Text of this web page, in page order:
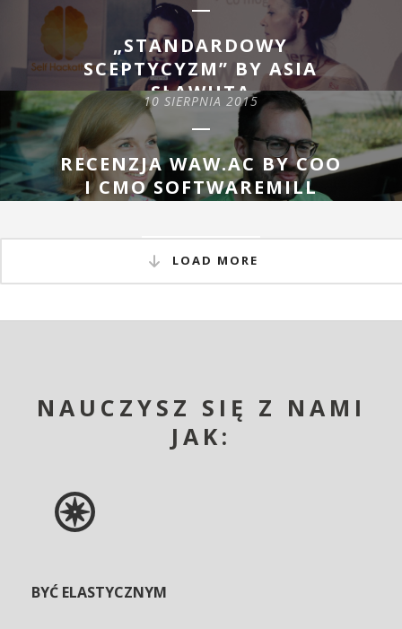
READ MORE
„STANDARDOWY
SCEPTYCYZM” BY ASIA
SŁAWUTA
READ MORE
10 SIERPNIA 2015
RECENZJA WAW.AC BY COO
I CMO SOFTWAREMILL
READ MORE
LOAD MORE
NAUCZYSZ SIĘ Z NAMI
JAK:
BYĆ ELASTYCZNYM